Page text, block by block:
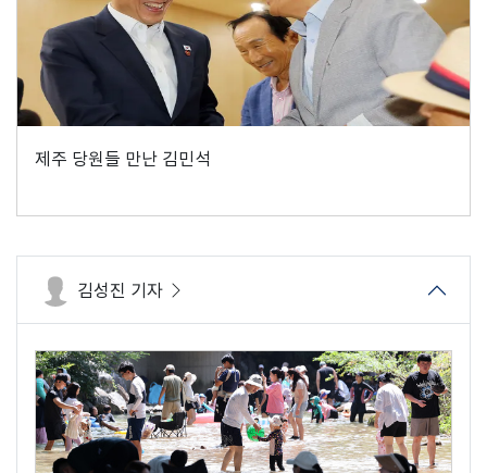
제주 당원들 만난 김민석
김성진 기자